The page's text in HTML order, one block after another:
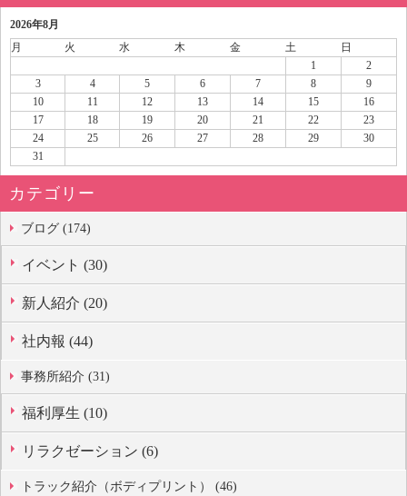
2026年8月
月
火 水 木 金 土
日
1
2
3
4 5 6 7 8
9
10
11 12 13 14 15
16
17
18 19 20 21 22
23
24
25 26 27 28 29
30
31
カテゴリー
ブログ (174)
イベント (30)
新人紹介 (20)
社内報 (44)
事務所紹介 (31)
福利厚生 (10)
リラクゼーション (6)
トラック紹介（ボディプリント） (46)